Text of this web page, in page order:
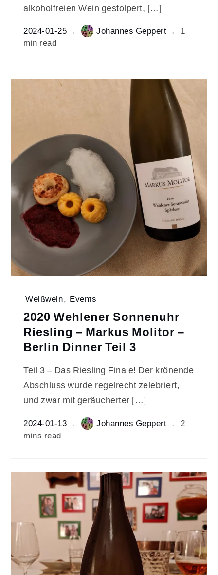
alkoholfreien Wein gestolpert, […]
2024-01-25 Johannes Geppert
1
min read
Weißwein, Events
2020 Wehlener Sonnenuhr
Riesling – Markus Molitor –
Berlin Dinner Teil 3
Teil 3 – Das Riesling Finale! Der krönende
Abschluss wurde regelrecht zelebriert,
und zwar mit geräucherter […]
2024-01-13 Johannes Geppert
2
mins read